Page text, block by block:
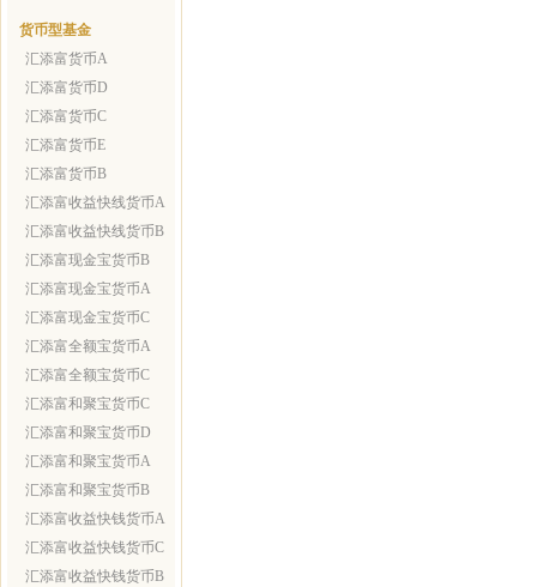
货币型基金
汇添富货币A
汇添富货币D
汇添富货币C
汇添富货币E
汇添富货币B
汇添富收益快线货币A
汇添富收益快线货币B
汇添富现金宝货币B
汇添富现金宝货币A
汇添富现金宝货币C
汇添富全额宝货币A
汇添富全额宝货币C
汇添富和聚宝货币C
汇添富和聚宝货币D
汇添富和聚宝货币A
汇添富和聚宝货币B
汇添富收益快钱货币A
汇添富收益快钱货币C
汇添富收益快钱货币B